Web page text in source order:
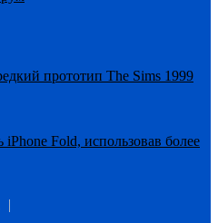
прототип The Sims 1999
iPhone Fold, использовав более
|